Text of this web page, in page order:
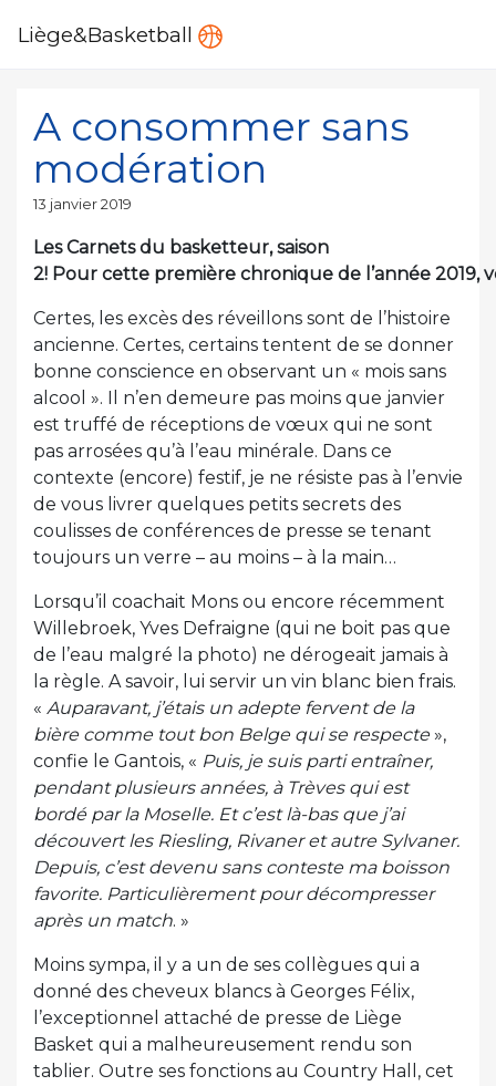
Liège&Basketball
A consommer sans
modération
Publié
13 janvier 2019
Les Carnets du basketteur, saison
2! Pour cette première chronique de l’année
Certes, les excès des réveillons sont de l’histoire
ancienne. Certes, certains tentent de se donner
bonne conscience en observant un « mois sans
alcool ». Il n’en demeure pas moins que janvier
est truffé de réceptions de vœux qui ne sont
pas arrosées qu’à l’eau minérale. Dans ce
contexte (encore) festif, je ne résiste pas à l’envie
de vous livrer quelques petits secrets des
coulisses de conférences de presse se tenant
toujours un verre – au moins – à la main…
Lorsqu’il coachait Mons ou encore récemment
Willebroek, Yves Defraigne (qui ne boit pas que
de l’eau malgré la photo) ne dérogeait jamais à
la règle. A savoir, lui servir un vin blanc bien frais.
« Auparavant, j’étais un adepte fervent de la
bière comme tout bon Belge qui se respecte»,
confie le Gantois, « Puis, je suis parti entraîner,
pendant plusieurs années, à Trèves qui est
bordé par la Moselle. Et c’est là-bas que j’ai
découvert les Riesling, Rivaner et autre Sylvaner.
Depuis, c’est devenu sans conteste ma boisson
favorite. Particulièrement pour décompresser
après un match. »
Moins sympa, il y a un de ses collègues qui a
donné des cheveux blancs à Georges Félix,
l’exceptionnel attaché de presse de Liège
Basket qui a malheureusement rendu son
tablier. Outre ses fonctions au Country Hall, cet